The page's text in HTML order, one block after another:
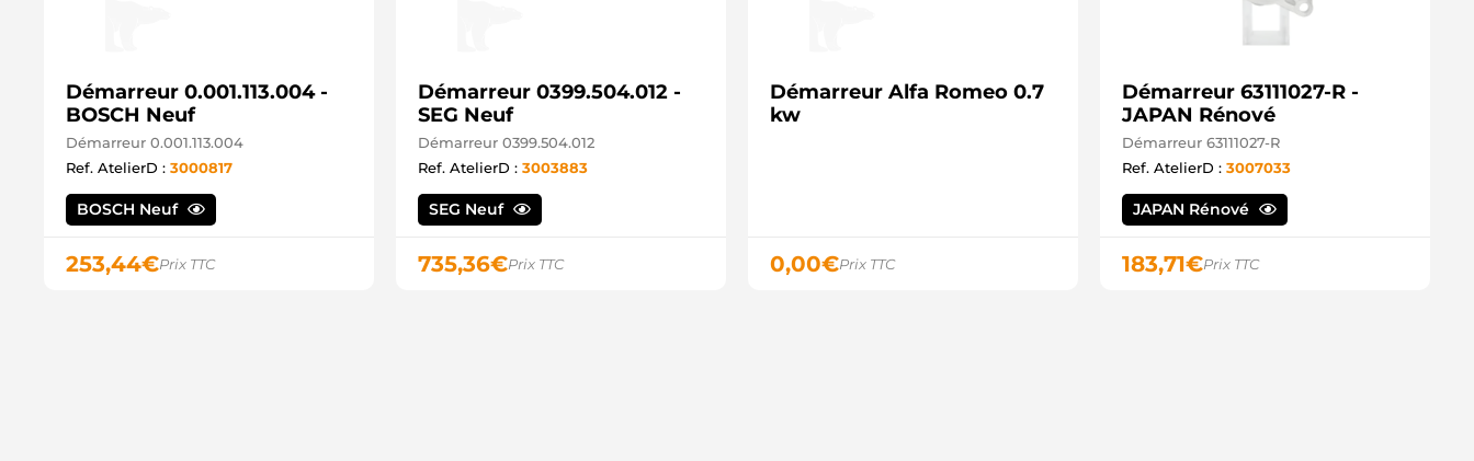
Démarreur 0.001.113.004 -
BOSCH Neuf
Démarreur 0.001.113.004
Ref. AtelierD : 3000817
BOSCH Neuf
253,44€Prix TTC
Démarreur 0399.504.012 -
SEG Neuf
Démarreur 0399.504.012
Ref. AtelierD : 3003883
SEG Neuf
735,36€Prix TTC
Démarreur Alfa Romeo 0.7
kw
0,00€Prix TTC
Démarreur 63111027-R -
JAPAN Rénové
Démarreur 63111027-R
Ref. AtelierD : 3007033
JAPAN Rénové
183,71€Prix TTC